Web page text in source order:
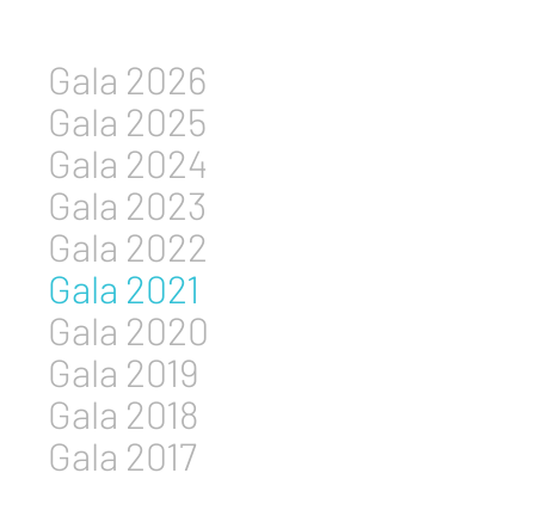
Gala 2026
Gala 2025
Gala 2024
Gala 2023
Gala 2022
Gala 2021
Gala 2020
Gala 2019
Gala 2018
Gala 2017